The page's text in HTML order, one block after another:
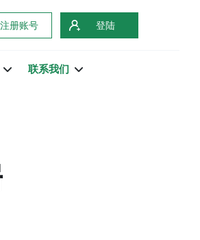
注册账号 登陆
联系我们